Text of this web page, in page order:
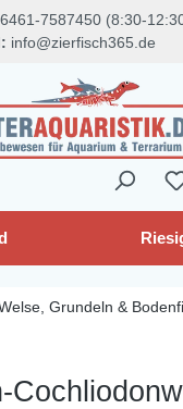
7587450 (8:30-
info@zierfisch365.de
Grundeln &